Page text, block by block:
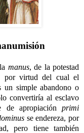
manus, de la potestad
por virtud del cual el
un simple abandono o
convertiría al esclavo
de apropiaciónprimi
se endereza, por
pero tiene también